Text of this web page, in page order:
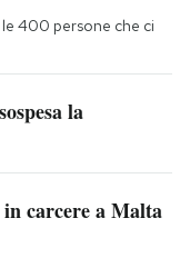
400 persone che ci
la
carcere a Malta